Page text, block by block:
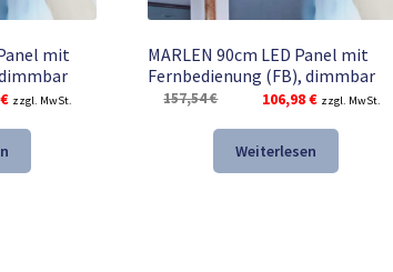
mit
€Aktueller
149,98 €.
zzgl. MwSt.
MARLEN 90cm LED Panel mit
Fernbedienung (FB), dimmbar
157,54€
Ursprünglicher
war:
157,54 €
106,98€Aktueller
106,98 €.
zzgl. MwSt.
Weiterlesen